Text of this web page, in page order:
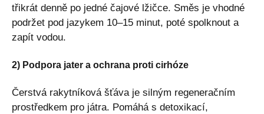
třikrát denně po jedné čajové lžičce. Směs je vhodné
podržet pod jazykem 10–15 minut, poté spolknout a
zapít vodou.
2) Podpora jater a ochrana proti cirhóze
Čerstvá rakytníková šťáva je silným regeneračním
prostředkem pro játra. Pomáhá s detoxikací,